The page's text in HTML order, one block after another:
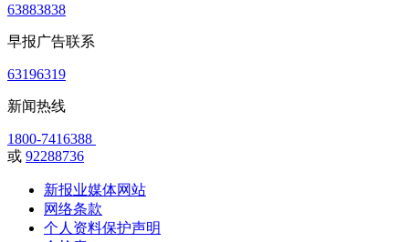
63883838
早报广告联系
63196319
新闻热线
1800-7416388
或 92288736
新报业媒体网站
网络条款
个人资料保护声明